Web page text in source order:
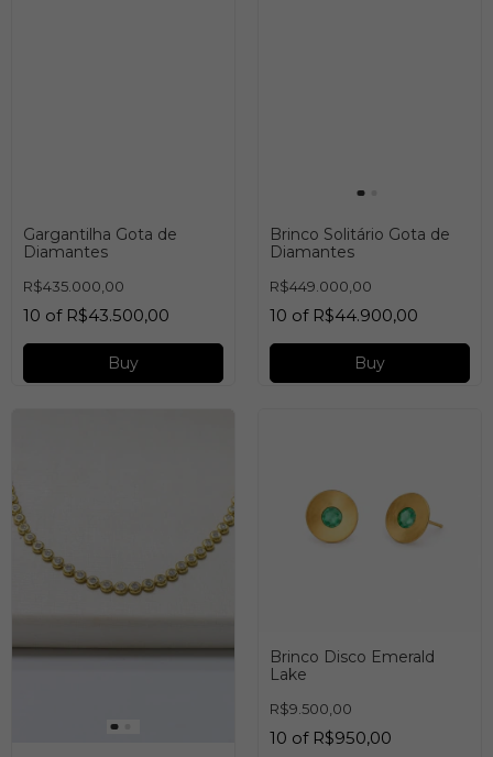
Gargantilha Gota de
Diamantes
R$435.000,00
10 of R$43.500,00
Brinco Solitário Gota de
Diamantes
R$449.000,00
10 of R$44.900,00
Brinco Disco Emerald
Lake
R$9.500,00
10 of R$950,00